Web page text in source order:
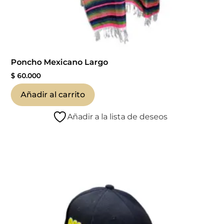
Poncho Mexicano Largo
$ 60.000
Añadir al carrito
Añadir a la lista de deseos